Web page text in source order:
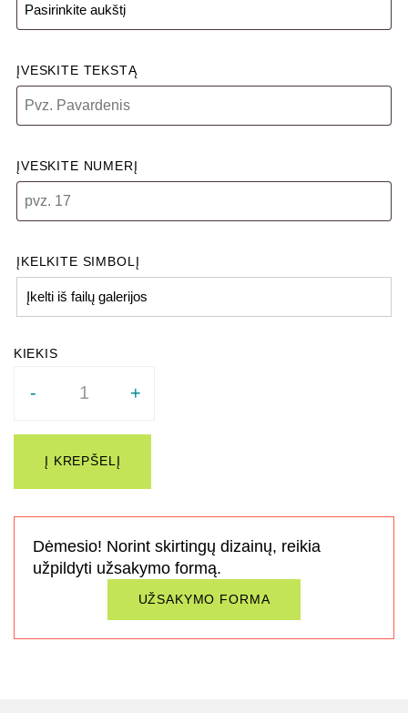
ĮVESKITE TEKSTĄ
ĮVESKITE NUMERĮ
ĮKELKITE SIMBOLĮ
Įkelti iš failų galerijos
- +
Į KREPŠELĮ
Dėmesio! Norint skirtingų dizainų, reikia
užpildyti užsakymo formą.
UŽSAKYMO FORMA